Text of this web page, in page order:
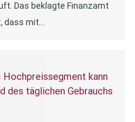
Das beklagte Finanzamt
dass mit…
kann
des täglichen Gebrauchs